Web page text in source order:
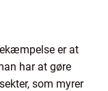
er at
har at gøre
som myrer